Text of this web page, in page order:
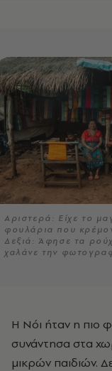
Αριστερά: Είχε το
φουλάρια που
Δεξιά: Άφησε τα
χαλάνε την
Η Νόι ήταν η πιο φωτεινή προσωπικότητα που
συνάντησα στα
μικρών παιδιών.